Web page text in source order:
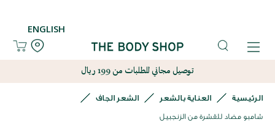
ENGLISH
توصيل مجاني للطلبات من 199 ريال
الرئيسية العناية بالشعر الشعر الجاف
شامبو مضاد للقشرة من الزنجبيل